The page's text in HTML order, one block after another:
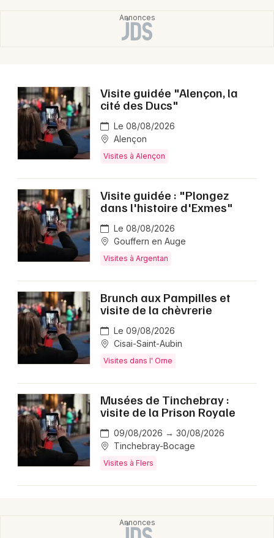
Choisir mes départements
Mon email
Je m'abonne
Visite guidée "Alençon, la
cité des Ducs"
Le 08/08/2026
Alençon
Visites à Alençon
Visite guidée : "Plongez
dans l'histoire d'Exmes"
Le 08/08/2026
Gouffern en Auge
Visites à Argentan
Brunch aux Pampilles et
visite de la chèvrerie
Le 09/08/2026
Cisai-Saint-Aubin
Visites dans l' Orne
Musées de Tinchebray :
visite de la Prison Royale
09/08/2026 → 30/08/2026
Tinchebray-Bocage
Visites à Flers